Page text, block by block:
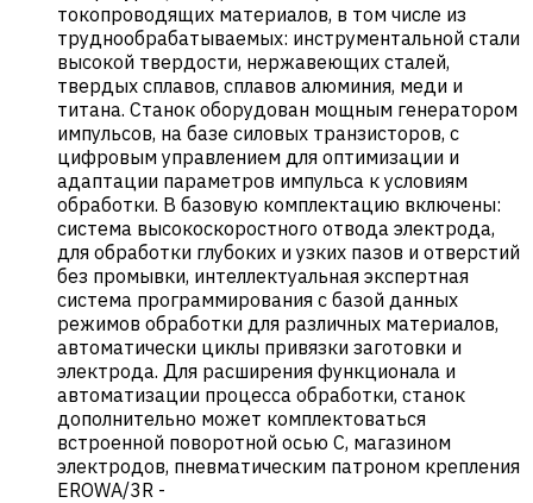
токопроводящих материалов, в том числе из
труднообрабатываемых: инструментальной стали
высокой твердости, нержавеющих сталей,
твердых сплавов, сплавов алюминия, меди и
титана. Станок оборудован мощным генератором
импульсов, на базе силовых транзисторов, с
цифровым управлением для оптимизации и
адаптации параметров импульса к условиям
обработки. В базовую комплектацию включены:
система высокоскоростного отвода электрода,
для обработки глубоких и узких пазов и отверстий
без промывки, интеллектуальная экспертная
система программирования с базой данных
режимов обработки для различных материалов,
автоматически циклы привязки заготовки и
электрода. Для расширения функционала и
автоматизации процесса обработки, станок
дополнительно может комплектоваться
встроенной поворотной осью С, магазином
электродов, пневматическим патроном крепления
EROWA/3R -